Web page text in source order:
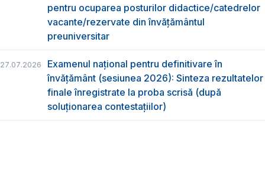
pentru ocuparea posturilor didactice/catedrelor
vacante/rezervate din învăţământul
preuniversitar
27.07.2026
Examenul național pentru definitivare în
învățământ (sesiunea 2026): Sinteza rezultatelor
finale înregistrate la proba scrisă (după
soluționarea contestațiilor)